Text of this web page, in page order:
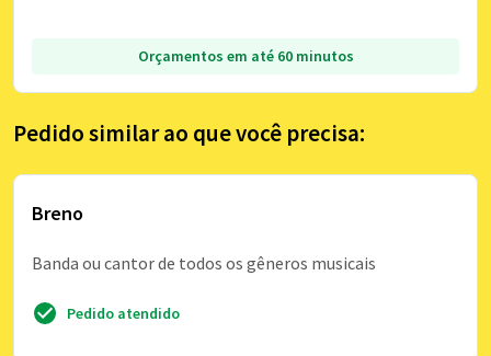
Orçamentos em até 60 minutos
Pedido similar ao que você precisa:
Breno
Banda ou cantor de todos os gêneros musicais
Pedido atendido